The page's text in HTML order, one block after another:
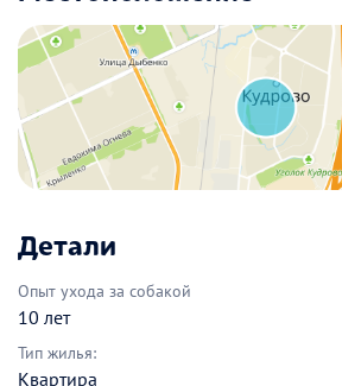
Детали
Опыт ухода за собакой
10 лет
Тип жилья:
Квартира